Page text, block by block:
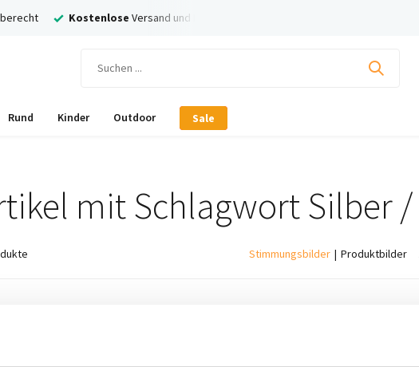
Kostenlose Versand und Rückversand
Rund Kinder Outdoor Sale
mit Schlagwort Silber
Stimmungsbilder Produktbilder